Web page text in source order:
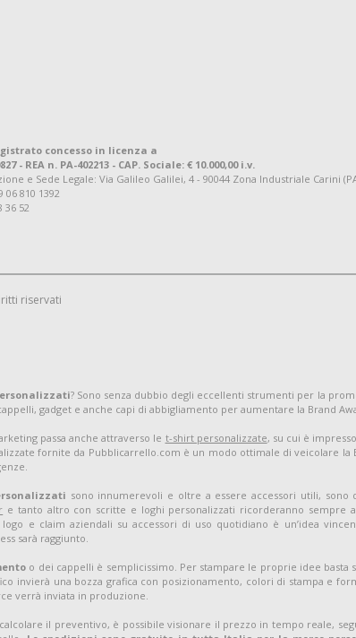
concesso in licenza a
- REA n. PA-402213 - CAP. Sociale: € 10.000,00 i.v.
e Sede Legale: Via Galileo Galilei, 4 - 90044 Zona Industriale Carini
06 810 1392
36 52
riservati
? Sono senza dubbio degli eccellenti strumenti per la
gadget e anche capi di abbigliamento per aumentare la Brand
passa anche attraverso le t-shirt personalizzate, su cui è
fornite da Pubblicarrello.com è un modo ottimale di veicolare
sono innumerevoli e oltre a essere accessori utili,
e tanto altro con scritte e loghi personalizzati ricorderanno sempre
e claim aziendali su accessori di uso quotidiano è un’idea
sarà raggiunto.
o dei cappelli è semplicissimo. Per stampare le proprie idee
invierà una bozza grafica con posizionamento, colori di stampa e
verrà inviata in produzione.
il preventivo, è possibile visionare il prezzo in tempo reale,